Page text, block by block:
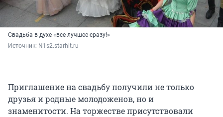
Свадьба в духе «все лучшее сразу!»
Источник: N1s2.starhit.ru
Приглашение на свадьбу получили не только
друзья и родные молодоженов, но и
знаменитости. На торжестве присутствовали